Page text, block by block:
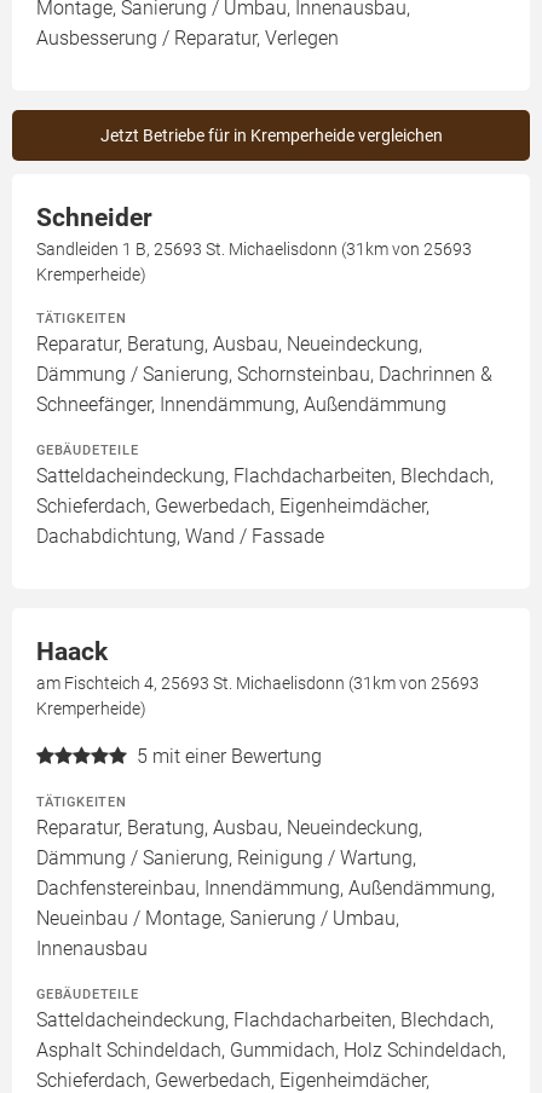
Montage, Sanierung / Umbau, Innenausbau,
Ausbesserung / Reparatur, Verlegen
Jetzt Betriebe für in Kremperheide vergleichen
Schneider
Sandleiden 1 B, 25693 St. Michaelisdonn (31km von 25693
Kremperheide)
TÄTIGKEITEN
Reparatur, Beratung, Ausbau, Neueindeckung,
Dämmung / Sanierung, Schornsteinbau, Dachrinnen &
Schneefänger, Innendämmung, Außendämmung
GEBÄUDETEILE
Satteldacheindeckung, Flachdacharbeiten, Blechdach,
Schieferdach, Gewerbedach, Eigenheimdächer,
Dachabdichtung, Wand / Fassade
Haack
am Fischteich 4, 25693 St. Michaelisdonn (31km von 25693
Kremperheide)
5 mit einer Bewertung
TÄTIGKEITEN
Reparatur, Beratung, Ausbau, Neueindeckung,
Dämmung / Sanierung, Reinigung / Wartung,
Dachfenstereinbau, Innendämmung, Außendämmung,
Neueinbau / Montage, Sanierung / Umbau,
Innenausbau
GEBÄUDETEILE
Satteldacheindeckung, Flachdacharbeiten, Blechdach,
Asphalt Schindeldach, Gummidach, Holz Schindeldach,
Schieferdach, Gewerbedach, Eigenheimdächer,